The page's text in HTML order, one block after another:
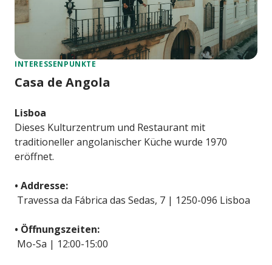
INTERESSENPUNKTE
Casa de Angola
Lisboa
Dieses Kulturzentrum und Restaurant mit
traditioneller angolanischer Küche wurde 1970
eröffnet.
• Addresse:
Travessa da Fábrica das Sedas, 7 | 1250-096 Lisboa
• Öffnungszeiten:
Mo-Sa | 12:00-15:00